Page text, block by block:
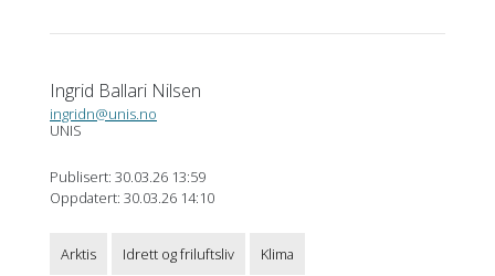
Ingrid Ballari Nilsen
ingridn@unis.no
UNIS
Publisert: 30.03.26 13:59
Oppdatert: 30.03.26 14:10
Arktis Idrett og friluftsliv Klima